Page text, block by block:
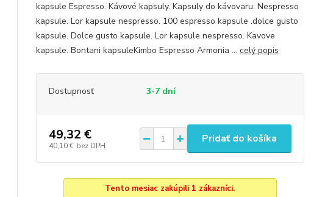
kapsule Espresso. Kávové kapsuly. Kapsuly do kávovaru. Nespresso
kapsule. Lor kapsule nespresso. 100 espresso kapsule .dolce gusto
kapsule. Dolce gusto kapsule. Lor kapsule nespresso. Kavove
kapsule. Bontani kapsuleKimbo Espresso Armonia ... celý popis
Dostupnosť 3-7 dní
49,32 €
40,10 € bez DPH
Pridať do košíka
Tento mesiac zakúpili 1 zákazníci.